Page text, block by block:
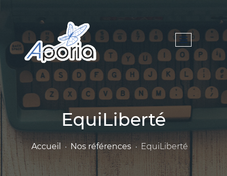
EquiLiberté
Accueil Nos références EquiLiberté